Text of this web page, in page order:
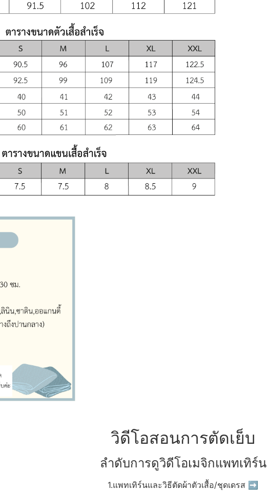
วิดีโอสอนการตัดเย็บ
ลำดับการดูวิดีโอเมจิกแพทเทิร์น
1.แพทเทิร์นและวิธีตัดผ้าตัวเสื้อ/ชุดเดรส ➡